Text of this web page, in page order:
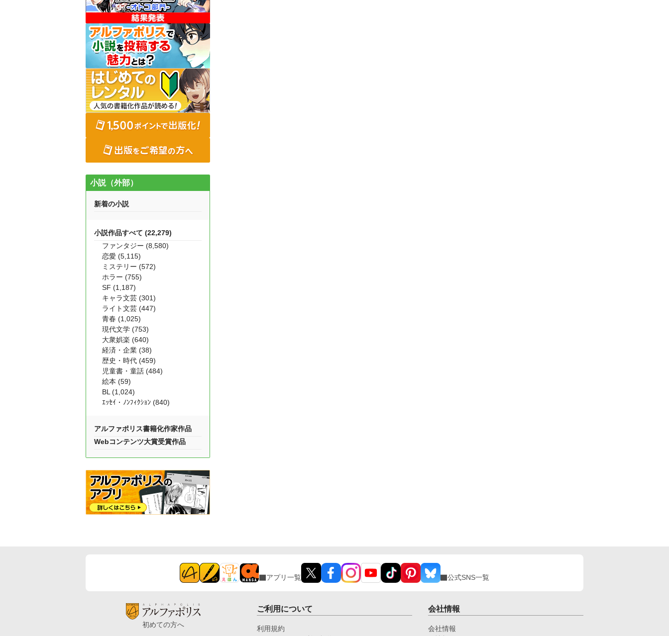
小説（外部）
新着の小説
小説作品すべて (22,279)
ファンタジー (8,580)
恋愛 (5,115)
ミステリー (572)
ホラー (755)
SF (1,187)
キャラ文芸 (301)
ライト文芸 (447)
青春 (1,025)
現代文学 (753)
大衆娯楽 (640)
経済・企業 (38)
歴史・時代 (459)
児童書・童話 (484)
絵本 (59)
BL (1,024)
ｴｯｾｲ・ﾉﾝﾌｨｸｼｮﾝ (840)
アルファポリス書籍化作家作品
Webコンテンツ大賞受賞作品
アプリ一覧 公式SNS一覧
初めての方へ
ご利用について
利用規約
会社情報
会社情報